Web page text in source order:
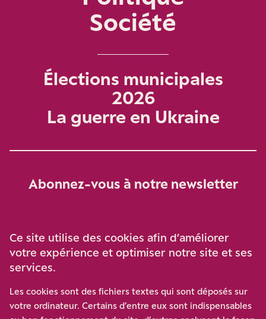
Société
Élections municipales
2026
La guerre en Ukraine
Abonnez-vous à notre newsletter
Participez à notre effort pour conforter la démocratie en
Ce site utilise des cookies afin d’améliorer
votre expérience et optimiser notre site et ses
services.
Les cookies sont des fichiers textes qui sont déposés sur
votre ordinateur. Certains d’entre eux sont indispensables